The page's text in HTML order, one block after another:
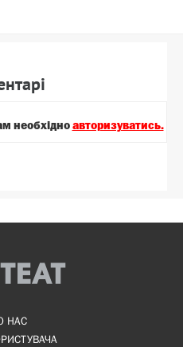
необхiдно авторизуватись.
НАС